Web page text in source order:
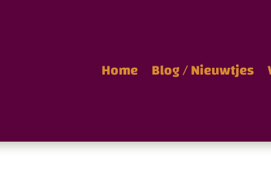
Home Blog / Nieuwtjes